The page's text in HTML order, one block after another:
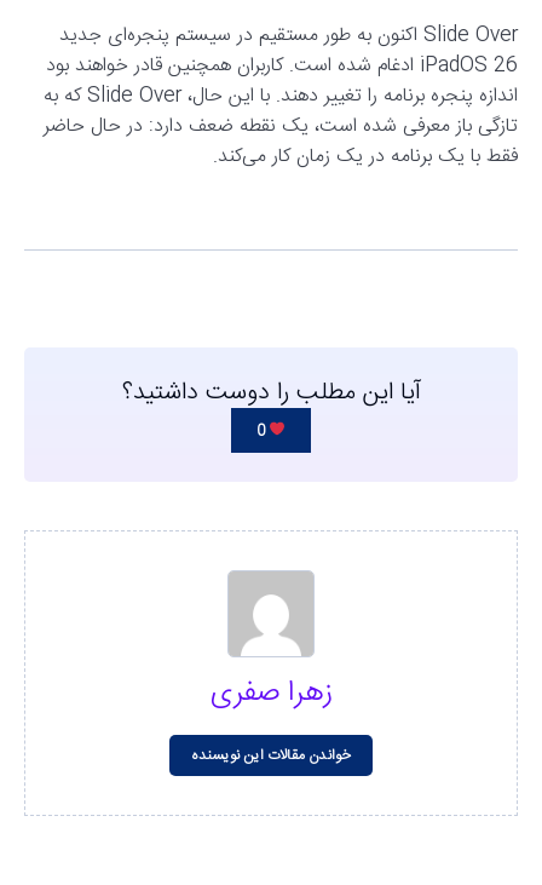
Slide Over اکنون به طور مستقیم در سیستم پنجره‌ای جدید
iPadOS 26 ادغام شده است. کاربران همچنین قادر خواهند بود
اندازه پنجره برنامه را تغییر دهند. با این حال، Slide Over که به
تازگی باز معرفی شده است، یک نقطه ضعف دارد: در حال حاضر
فقط با یک برنامه در یک زمان کار می‌کند.
آیا این مطلب را دوست داشتید؟
0
زهرا صفری
خواندن مقالات این نویسنده